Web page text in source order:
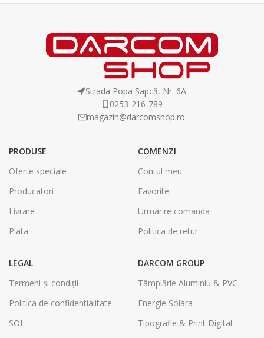
Strada Popa Șapcă, Nr. 6A
0253-216-789
magazin@darcomshop.ro
PRODUSE
Oferte speciale
Producatori
Livrare
Plata
COMENZI
Contul meu
Favorite
Urmarire comanda
Politica de retur
LEGAL
Termeni și condiții
Politica de confidentialitate
SOL
DARCOM GROUP
Tâmplărie Aluminiu & PVC
Energie Solara
Tipografie & Print Digital